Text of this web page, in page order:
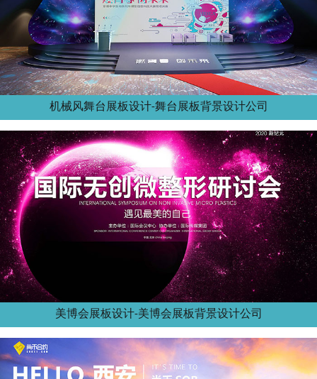
机械风舞台展板设计-舞台展板背景设计公司
美博会展板设计-美博会展板背景设计公司